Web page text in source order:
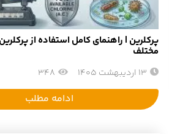
پرکلرین | راهنمای کامل استفاده از
مختلف
13 اردیبهشت 1405 348
ادامه مطلب